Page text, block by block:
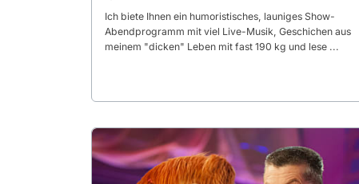
Ich biete Ihnen ein humoristisches, launiges Show-
Abendprogramm mit viel Live-Musik, Geschichen aus
meinem "dicken" Leben mit fast 190 kg und lese ...